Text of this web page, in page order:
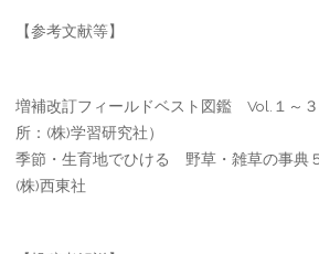
【参考文献等】
増補改訂フィールドベスト図鑑 Vol.１～
所：(株)学習研究社）
季節・生育地でひける 野草・雑草の事典
(株)西東社